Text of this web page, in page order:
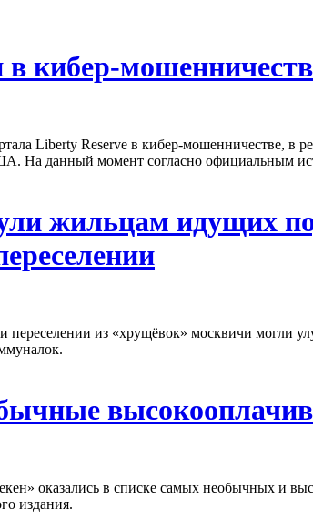
кибер-
Liberty Reserve в кибер-мошенничестве, в
На данный момент согласно официальным
жильцам идущих
переселении из «хрущёвок» москвичи
оказались в списке самых необычных и
издания.